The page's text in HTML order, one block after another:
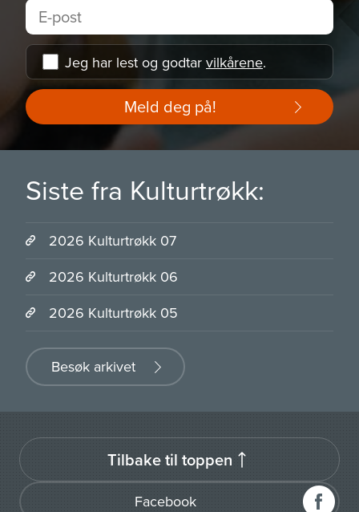
Jeg har lest og godtar vilkårene.
Meld deg på!
Siste fra Kulturtrøkk:
2026 Kulturtrøkk 07
2026 Kulturtrøkk 06
2026 Kulturtrøkk 05
Besøk arkivet
Facebook
Tilbake til toppen